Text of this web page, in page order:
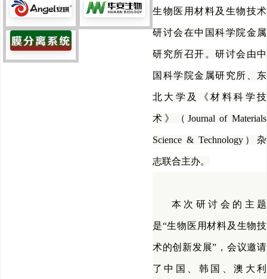
生物医用材料及生物技术
研讨会在中国科学院金属
研究所召开。研讨会由中
国科学院金属研究所、东
北大学及《材料科学技
术》（Journal of Materials
Science & Technology）杂
志联合主办。
本次研讨会的主题
是“生物医用材料及生物技
术的创新发展”，会议邀请
了中国、韩国、澳大利